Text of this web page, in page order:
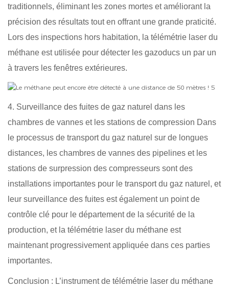
traditionnels, éliminant les zones mortes et améliorant la
précision des résultats tout en offrant une grande praticité.
Lors des inspections hors habitation, la télémétrie laser du
méthane est utilisée pour détecter les gazoducs un par un
à travers les fenêtres extérieures.
4. Surveillance des fuites de gaz naturel dans les
chambres de vannes et les stations de compression Dans
le processus de transport du gaz naturel sur de longues
distances, les chambres de vannes des pipelines et les
stations de surpression des compresseurs sont des
installations importantes pour le transport du gaz naturel, et
leur surveillance des fuites est également un point de
contrôle clé pour le département de la sécurité de la
production, et la télémétrie laser du méthane est
maintenant progressivement appliquée dans ces parties
importantes.
Conclusion : L’instrument de télémétrie laser du méthane